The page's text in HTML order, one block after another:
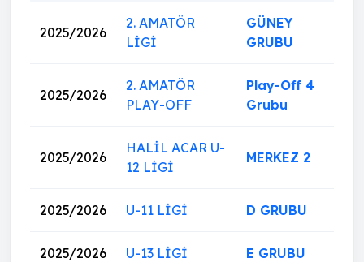
2025/2026
2. AMATÖR
LİGİ
GÜNEY
GRUBU
2025/2026
2. AMATÖR
PLAY-OFF
Play-Off 4
Grubu
2025/2026
HALİL ACAR U-
12 LİGİ
MERKEZ 2
2025/2026 U-11 LİGİ D GRUBU
2025/2026 U-13 LİGİ E GRUBU